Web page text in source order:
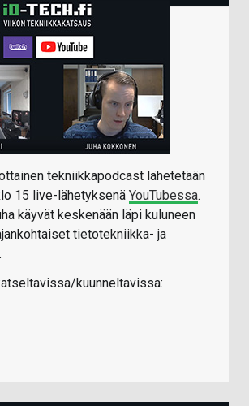
tekniikkapodcast lähetetään
15 live-lähetyksenä YouTubessa.
käyvät keskenään läpi kuluneen
tietotekniikka- ja
kuunneltavissa: